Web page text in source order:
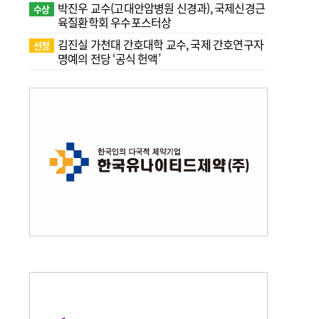
수상
박진우 교수(고대안암병원 신경과), 국제신경근
육질환학회 우수포스터상
선정
김진실 가천대 간호대학 교수, 국제 간호연구자
명예의 전당 ‘공식 헌액’